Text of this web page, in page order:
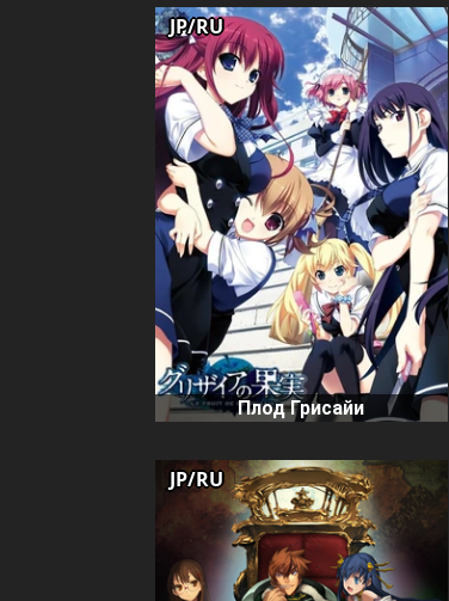
Плод Грисайи
JP/RU
JP/RU